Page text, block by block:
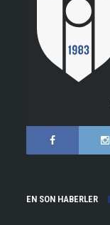
EN SON HABERLER